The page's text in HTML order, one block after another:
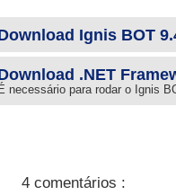
Ignis BOT
.NET
É necessário para rodar o Ignis
4 comentários :